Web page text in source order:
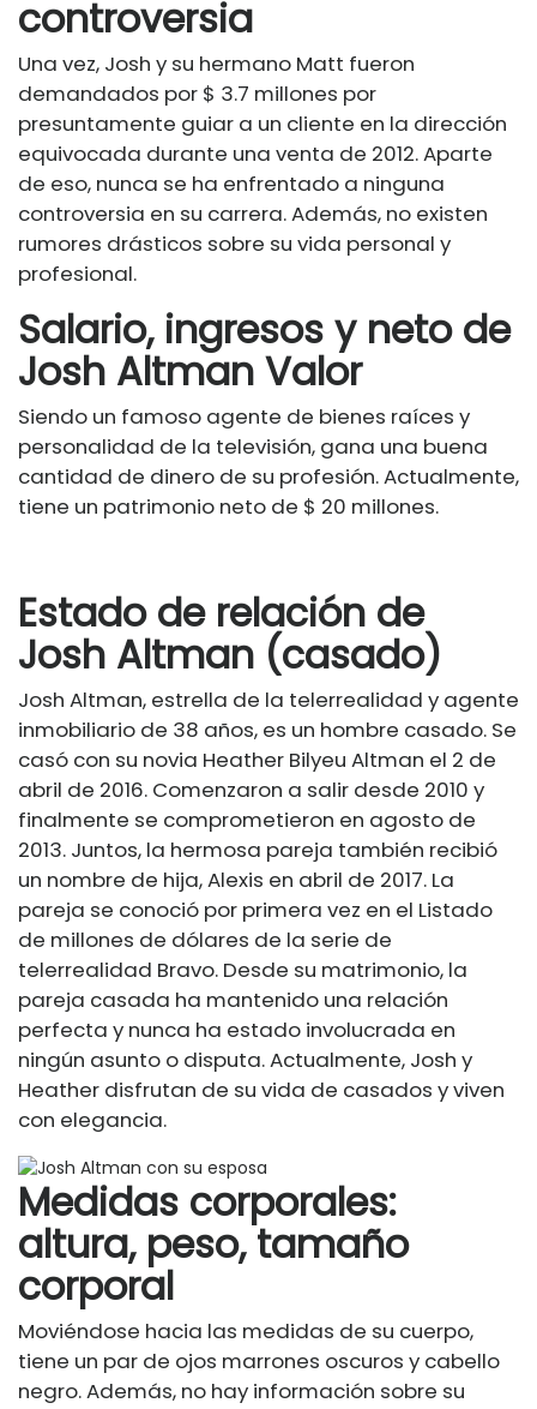
controversia
Una vez, Josh y su hermano Matt fueron
demandados por $ 3.7 millones por
presuntamente guiar a un cliente en la dirección
equivocada durante una venta de 2012. Aparte
de eso, nunca se ha enfrentado a ninguna
controversia en su carrera. Además, no existen
rumores drásticos sobre su vida personal y
profesional.
Salario, ingresos y neto de
Josh Altman Valor
Siendo un famoso agente de bienes raíces y
personalidad de la televisión, gana una buena
cantidad de dinero de su profesión. Actualmente,
tiene un patrimonio neto de $ 20 millones.
Estado de relación de
Josh Altman (casado)
Josh Altman, estrella de la telerrealidad y agente
inmobiliario de 38 años, es un hombre casado. Se
casó con su novia Heather Bilyeu Altman el 2 de
abril de 2016. Comenzaron a salir desde 2010 y
finalmente se comprometieron en agosto de
2013. Juntos, la hermosa pareja también recibió
un nombre de hija, Alexis en abril de 2017. La
pareja se conoció por primera vez en el Listado
de millones de dólares de la serie de
telerrealidad Bravo. Desde su matrimonio, la
pareja casada ha mantenido una relación
perfecta y nunca ha estado involucrada en
ningún asunto o disputa. Actualmente, Josh y
Heather disfrutan de su vida de casados ​​y viven
con elegancia.
Medidas corporales:
altura, peso, tamaño
corporal
Moviéndose hacia las medidas de su cuerpo,
tiene un par de ojos marrones oscuros y cabello
negro. Además, no hay información sobre su